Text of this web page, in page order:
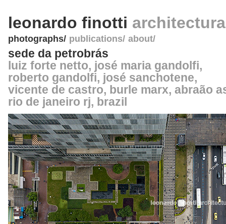
leonardo finotti
photographs publications about
sede da petrobrás
luiz forte netto, josé maria gandolfi,
roberto gandolfi, josé sanchotene,
vicente de castro, burle marx, abraão
rio de janeiro rj, brazil